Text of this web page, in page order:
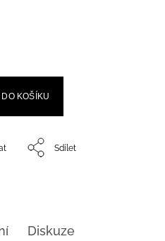
KOŠÍKU
Sdílet
Diskuze